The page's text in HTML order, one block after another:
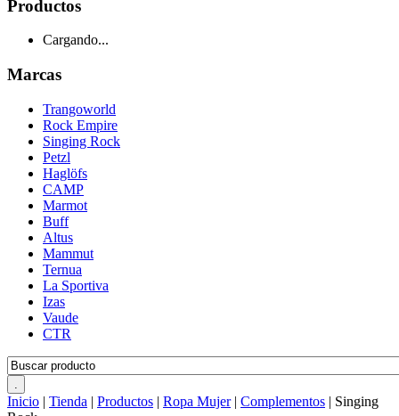
Productos
Cargando...
Marcas
Trangoworld
Rock Empire
Singing Rock
Petzl
Haglöfs
CAMP
Marmot
Buff
Altus
Mammut
Ternua
La Sportiva
Izas
Vaude
CTR
Inicio | Tienda | Productos | Ropa Mujer| Complementos | Singing